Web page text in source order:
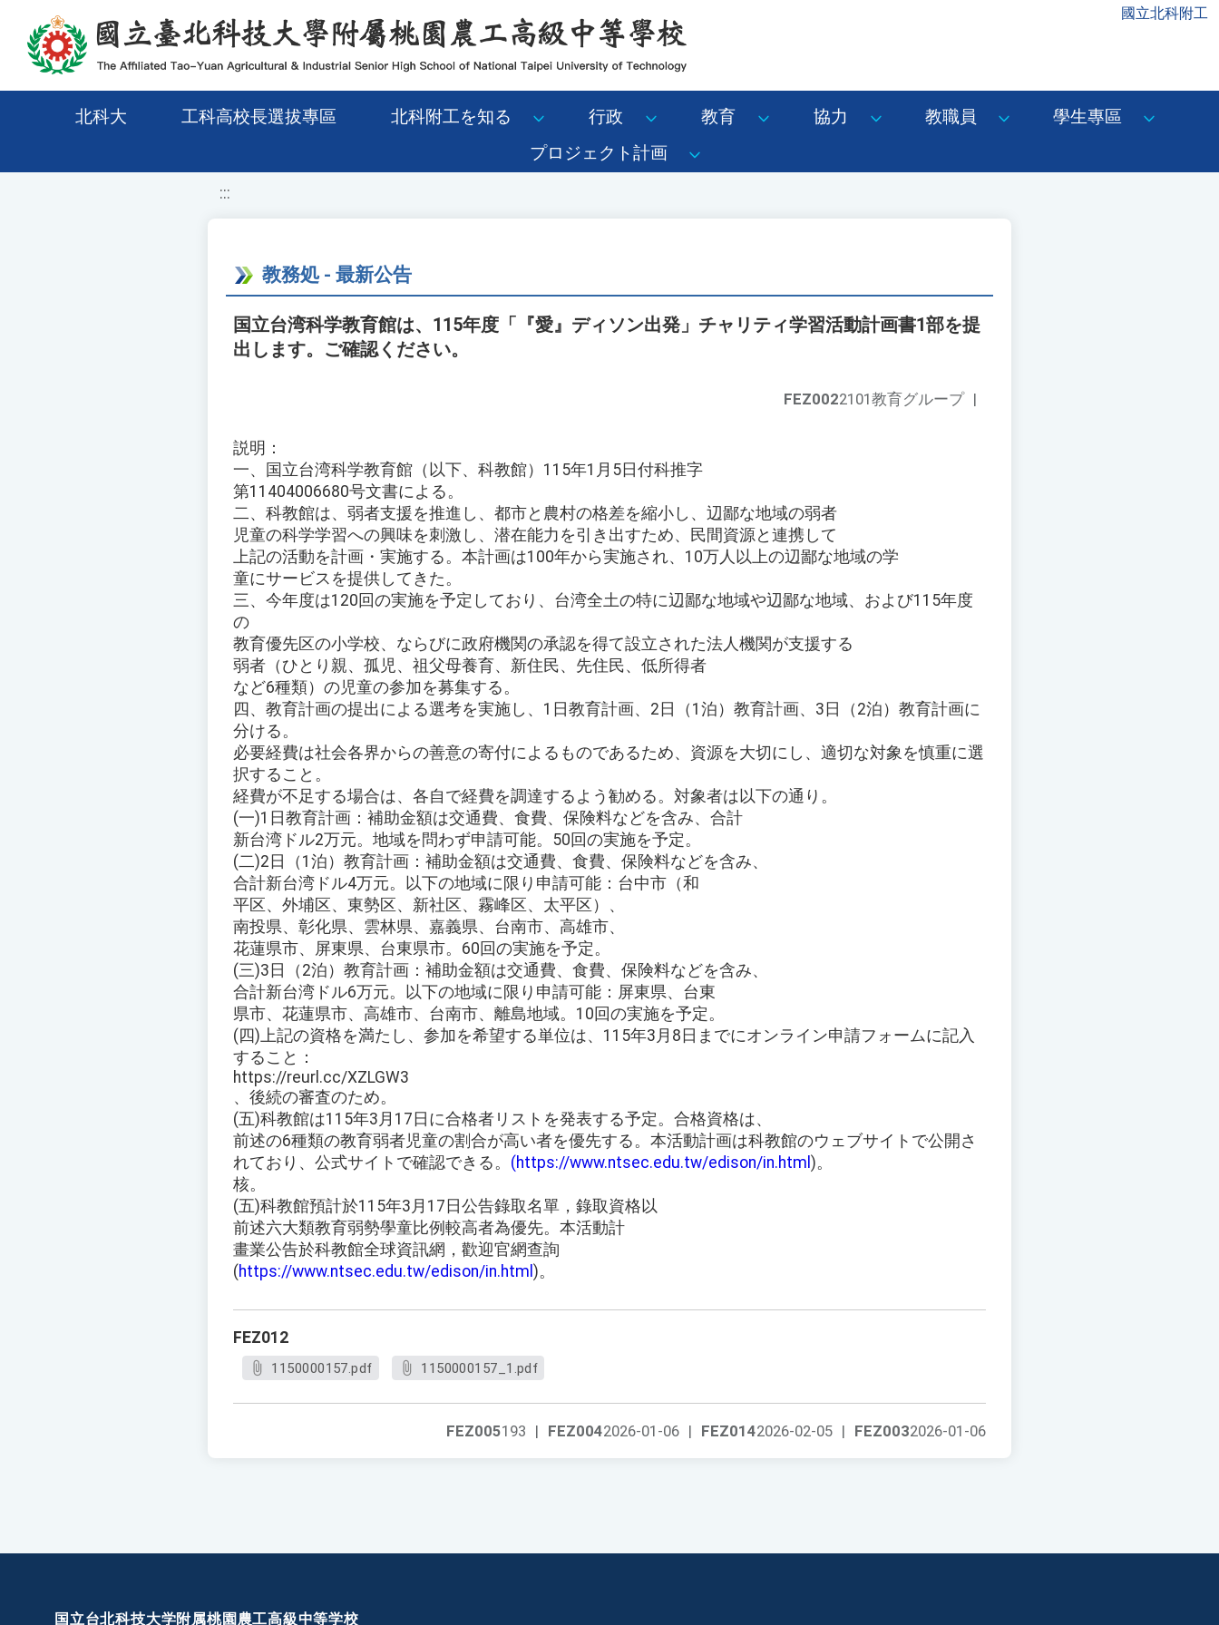
移至網頁之主要內容區位置 國立北科附工
北科大 工科高校長選拔專區 北科附工を知る 行政 教育 協力 教職員
學生專區
プロジェクト計画
:::
教務処 - 最新公告
国立台湾科学教育館は、115年度「『愛』ディソン出発」チャリティ学習活動計画書1部を提
出します。ご確認ください。
FEZ0022101教育グループ |
説明：
一、国立台湾科学教育館（以下、科教館）115年1月5日付科推字
第11404006680号文書による。
二、科教館は、弱者支援を推進し、都市と農村の格差を縮小し、辺鄙な地域の弱者
児童の科学学習への興味を刺激し、潜在能力を引き出すため、民間資源と連携して
上記の活動を計画・実施する。本計画は100年から実施され、10万人以上の辺鄙な地域の学
童にサービスを提供してきた。
三、今年度は120回の実施を予定しており、台湾全土の特に辺鄙な地域や辺鄙な地域、および115年度
の
教育優先区の小学校、ならびに政府機関の承認を得て設立された法人機関が支援する
弱者（ひとり親、孤児、祖父母養育、新住民、先住民、低所得者
など6種類）の児童の参加を募集する。
四、教育計画の提出による選考を実施し、1日教育計画、2日（1泊）教育計画、3日（2泊）教育計画に
分ける。
必要経費は社会各界からの善意の寄付によるものであるため、資源を大切にし、適切な対象を慎重に選
択すること。
経費が不足する場合は、各自で経費を調達するよう勧める。対象者は以下の通り。
(一)1日教育計画：補助金額は交通費、食費、保険料などを含み、合計
新台湾ドル2万元。地域を問わず申請可能。50回の実施を予定。
(二)2日（1泊）教育計画：補助金額は交通費、食費、保険料などを含み、
合計新台湾ドル4万元。以下の地域に限り申請可能：台中市（和
平区、外埔区、東勢区、新社区、霧峰区、太平区）、
南投県、彰化県、雲林県、嘉義県、台南市、高雄市、
花蓮県市、屏東県、台東県市。60回の実施を予定。
(三)3日（2泊）教育計画：補助金額は交通費、食費、保険料などを含み、
合計新台湾ドル6万元。以下の地域に限り申請可能：屏東県、台東
県市、花蓮県市、高雄市、台南市、離島地域。10回の実施を予定。
(四)上記の資格を満たし、参加を希望する単位は、115年3月8日までにオンライン申請フォームに記入
すること：
https://reurl.cc/XZLGW3
、後続の審査のため。
(五)科教館は115年3月17日に合格者リストを発表する予定。合格資格は、
前述の6種類の教育弱者児童の割合が高い者を優先する。本活動計画は科教館のウェブサイトで公開さ
れており、公式サイトで確認できる。 (https://www.ntsec.edu.tw/edison/in.html )。
核。
(五)科教館預計於115年3月17日公告錄取名單，錄取資格以
前述六大類教育弱勢學童比例較高者為優先。本活動計
畫業公告於科教館全球資訊網，歡迎官網查詢
(https://www.ntsec.edu.tw/edison/in.html )。
FEZ012
1150000157.pdf 1150000157_1.pdf
FEZ0032026-01-06
FEZ0142026-02-05 |
FEZ0042026-01-06 |
FEZ005193 |
国立台北科技大学附属桃園農工高級中等学校